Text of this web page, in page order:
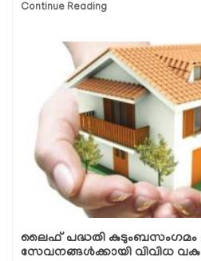
Continue Reading
ലൈഫ് പദ്ധതി
സേവനങ്ങള്‍ക്കായി വിവിധ